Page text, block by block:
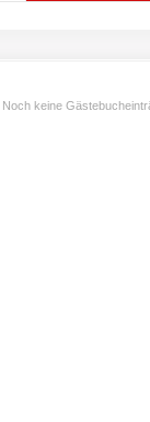
Noch keine